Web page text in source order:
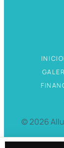
INICIO
©2026